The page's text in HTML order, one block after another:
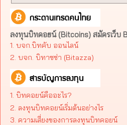
ลงทุนบิทคอยน์ (Bitcoins) สมัครเว็บ
1. บจก.บิทคับ ออนไลน์
2. บจก. บิทาซซ่า (Bitazza)​
1. บิทคอยน์คืออะไร?
2. ลงทุนบิทคอยน์เริ่มต้นอย่างไร
3. ความเสี่ยงของการลงทุนบิทคอยน์